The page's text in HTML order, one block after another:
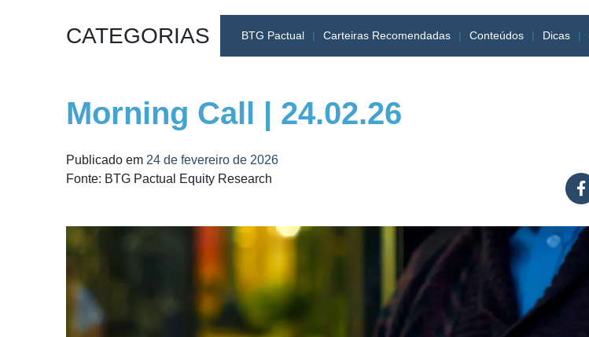
CATEGORIAS BTG Pactual Carteiras Recomendadas Conteúdos Dicas
Morning Call | 24.02.26
Publicado em 24 de fevereiro de 2026
Fonte: BTG Pactual Equity Research